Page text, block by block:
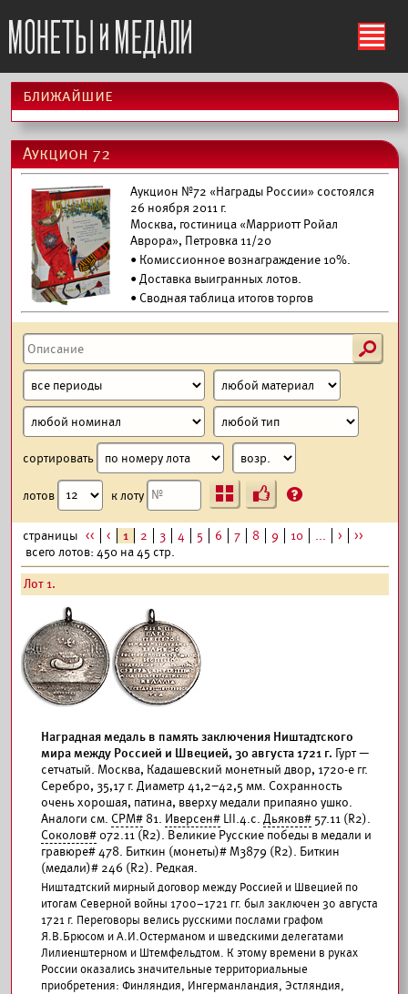
ś
ближайшие
Аукцион 72
Аукцион №72 «Награды России» состоялся
26 ноября 2011 г.
Москва, гостиница «Марриотт Ройал
Аврора», Петровка 11/20
• Комиссионное вознаграждение 10%.
• Доставка выигранных лотов.
• Сводная таблица итогов торгов
s
сортировать
лотов к лоту Ъ ?
страницы << < 1 2 3 4 5 6 7 8 9 10 ... >
>>
всего лотов: 450 на 45 стр.
Лот 1.
Наградная медаль в память заключения Ништадтского
мира между Россией и Швецией, 30 августа 1721 г. Гурт —
сетчатый. Москва, Кадашевский монетный двор, 1720-е гг.
Серебро, 35,17 г. Диаметр 41,2–42,5 мм. Сохранность
очень хорошая, патина, вверху медали припаяно ушко.
Аналоги см. СРМ# 81. Иверсен# LII.4.c. Дьяков# 57.11 (R2).
Соколов# 072.11 (R2). Великие Русские победы в медали и
гравюре# 478. Биткин (монеты)# М3879 (R2). Биткин
(медали)# 246 (R2). Редкая.
Ништадтский мирный договор между Россией и Швецией по
итогам Северной войны 1700–1721 гг. был заключен 30 августа
1721 г. Переговоры велись русскими послами графом
Я.В.Брюсом и А.И.Остерманом и шведскими делегатами
Лилиенштерном и Штемфельдтом. К этому времени в руках
России оказались значительные территориальные
приобретения: Финляндия, Ингерманландия, Эстляндия,